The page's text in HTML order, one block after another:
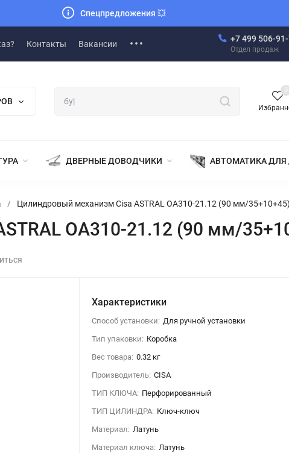
Спецпредложения 💥
Контакты Вакансии
+7 499 506-
Отдел продаж
0
ДВЕРНЫЕ ДОВОДЧИКИ АВТОМАТИКА ДЛЯ
/ Цилиндровый механизм Cisa ASTRAL ОА310-21.12 (90 мм/
ОА310-21.12 (90 мм/
Характеристики
Способ установки: Для ручной установки
Тип упаковки: Коробка
Вес товара: 0.32 кг
Производитель: CISA
ТИП КЛЮЧА: Перфорированный
ТИП ЦИЛИНДРА: Ключ-ключ
Материал: Латунь
Материал ключа: Латунь